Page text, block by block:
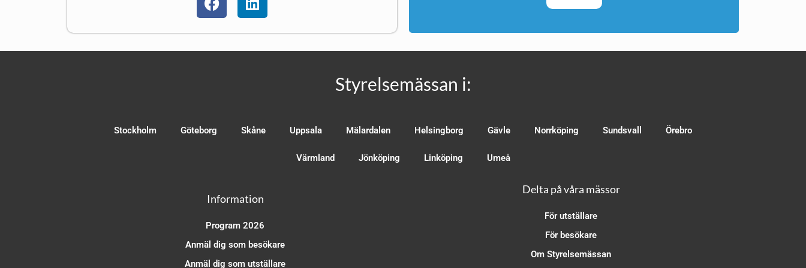
Styrelsemässan i:
Stockholm Göteborg Skåne Uppsala Mälardalen Helsingborg Gävle Norrköping Sundsvall Örebro
Värmland Jönköping Linköping Umeå
Information
Program 2026
Anmäl dig som besökare
Anmäl dig som utställare
Delta på våra mässor
För utställare
För besökare
Om Styrelsemässan